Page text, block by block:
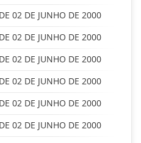
02 DE JUNHO DE 2000
02 DE JUNHO DE 2000
02 DE JUNHO DE 2000
02 DE JUNHO DE 2000
02 DE JUNHO DE 2000
02 DE JUNHO DE 2000